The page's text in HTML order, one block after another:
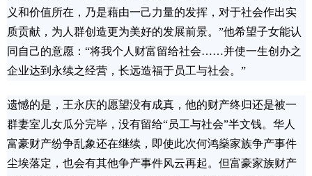
义和价值所在，乃是藉由一己力量的发挥，对于社会作出实
质贡献，为人群创造更为美好的发展前景。”他希望子女能认
同自己的意愿：“将我个人财富留给社会……并使一生创办之
企业达到永续之经营，长远造福于员工与社会。”
遗憾的是，王永庆的愿望没有成真，他的财产终归还是被一
群妻室儿女瓜分完毕，没有留给“员工与社会”半文钱。华人
富豪财产纷争乱象还在继续，即使此次何鸿燊家族争产事件
尘埃落定，也会有其他争产事件风云再起。但富豪家族财产